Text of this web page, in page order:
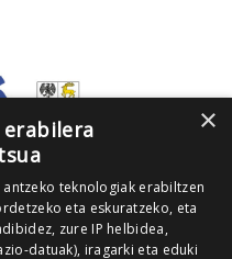
×
teknologiak erabiltzen
eta eskuratzeko, eta
zure IP helbidea,
datuak), iragarki eta eduki